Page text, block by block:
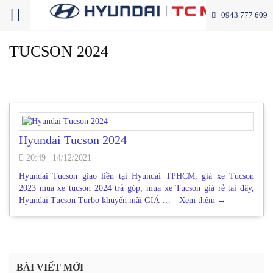
0943 777 609
TUCSON 2024
Hyundai Tucson 2024
20:49
14/12/2021
Hyundai Tucson giao liền tại Hyundai TPHCM, giá xe Tucson
2023 mua xe tucson 2024 trả góp, mua xe Tucson giá rẻ tại đây,
Hyundai Tucson Turbo khuyến mãi GIÁ …
Xem thêm →
BÀI VIẾT MỚI